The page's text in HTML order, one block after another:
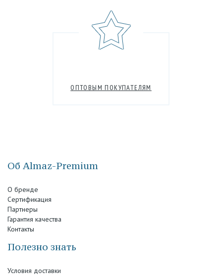
ОПТОВЫМ ПОКУПАТЕЛЯМ
Об Almaz-Premium
О бренде
Сертификация
Партнеры
Гарантия качества
Контакты
Полезно знать
Условия доставки